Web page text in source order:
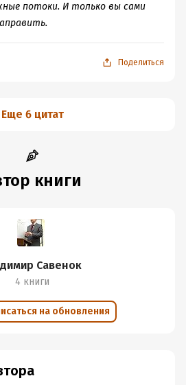
потоки. И только вы сами
Поделиться
Еще 6 цитат
книги
Савенок
4 книги
на обновления